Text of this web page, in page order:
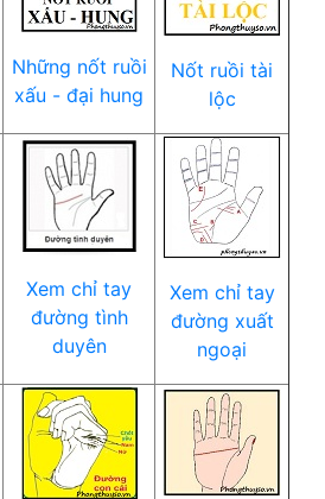
Những nốt ruồi
xấu - đại hung
Nốt ruồi tài
lộc
Xem chỉ tay
đường tình
duyên
Xem chỉ tay
đường xuất
ngoại